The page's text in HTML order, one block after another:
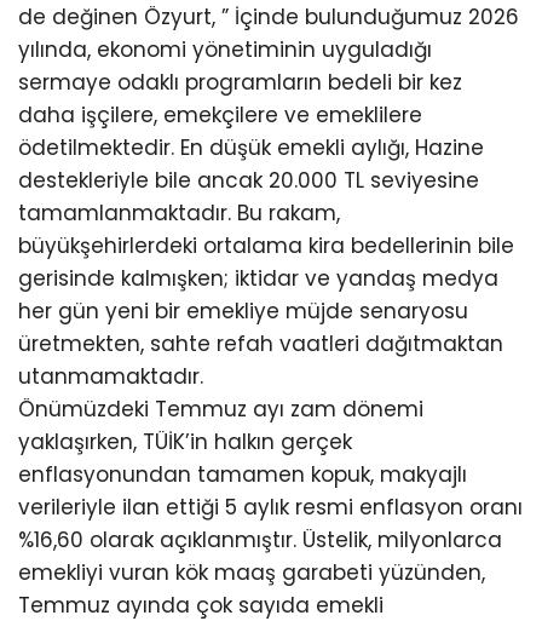
de değinen Özyurt, ” İçinde bulunduğumuz 2026
yılında, ekonomi yönetiminin uyguladığı
sermaye odaklı programların bedeli bir kez
daha işçilere, emekçilere ve emeklilere
ödetilmektedir. En düşük emekli aylığı, Hazine
destekleriyle bile ancak 20.000 TL seviyesine
tamamlanmaktadır. Bu rakam,
büyükşehirlerdeki ortalama kira bedellerinin bile
gerisinde kalmışken; iktidar ve yandaş medya
her gün yeni bir emekliye müjde senaryosu
üretmekten, sahte refah vaatleri dağıtmaktan
utanmamaktadır.
Önümüzdeki Temmuz ayı zam dönemi
yaklaşırken, TÜİK’in halkın gerçek
enflasyonundan tamamen kopuk, makyajlı
verileriyle ilan ettiği 5 aylık resmi enflasyon oranı
%16,60 olarak açıklanmıştır. Üstelik, milyonlarca
emekliyi vuran kök maaş garabeti yüzünden,
Temmuz ayında çok sayıda emekli